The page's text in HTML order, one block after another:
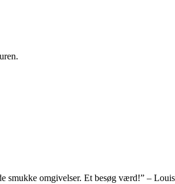
smukke omgivelser. Et besøg værd!” –